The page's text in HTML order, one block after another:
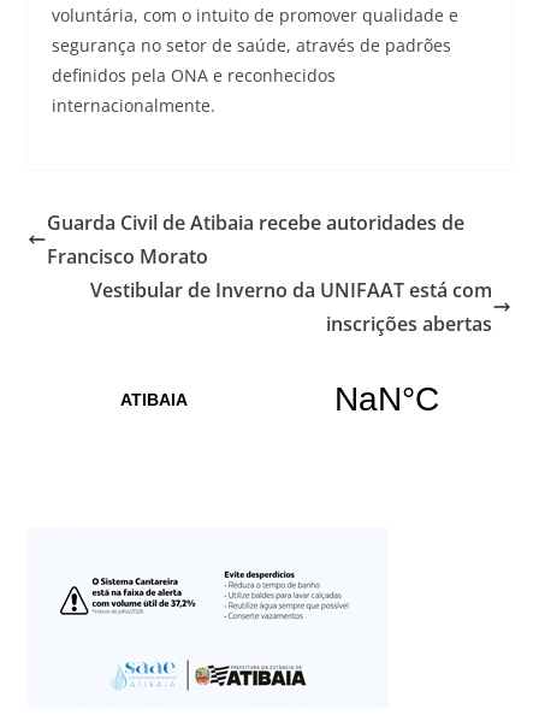
voluntária, com o intuito de promover qualidade e
segurança no setor de saúde, através de padrões
definidos pela ONA e reconhecidos
internacionalmente.
Guarda Civil de Atibaia recebe autoridades de
Francisco Morato
Vestibular de Inverno da UNIFAAT está com
inscrições abertas